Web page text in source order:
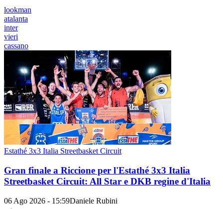
lookman
atalanta
inter
vieri
cassano
Estathé 3x3 Italia Streetbasket Circuit
Gran finale a Riccione per l'Estathé 3x3 Italia
Streetbasket Circuit: All Star e DKB regine d'Italia
06 Ago 2026 - 15:59Daniele Rubini